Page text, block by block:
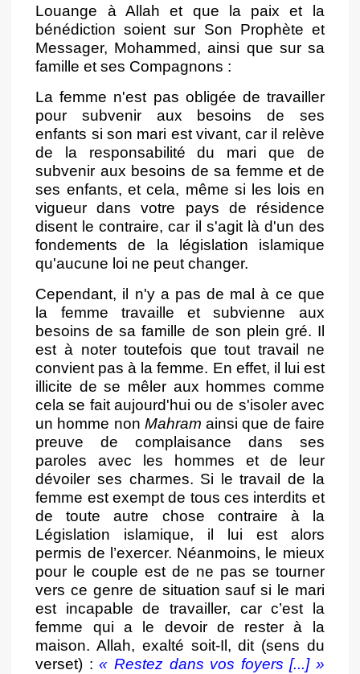
Louange à Allah et que la paix et la
bénédiction soient sur Son Prophète et
Messager, Mohammed, ainsi que sur sa
famille et ses Compagnons :
La femme n'est pas obligée de travailler
pour subvenir aux besoins de ses
enfants si son mari est vivant, car il relève
de la responsabilité du mari que de
subvenir aux besoins de sa femme et de
ses enfants, et cela, même si les lois en
vigueur dans votre pays de résidence
disent le contraire, car il s'agit là d'un des
fondements de la législation islamique
qu'aucune loi ne peut changer.
Cependant, il n'y a pas de mal à ce que
la femme travaille et subvienne aux
besoins de sa famille de son plein gré. Il
est à noter toutefois que tout travail ne
convient pas à la femme. En effet, il lui est
illicite de se mêler aux hommes comme
cela se fait aujourd'hui ou de s'isoler avec
un homme non Mahram ainsi que de faire
preuve de complaisance dans ses
paroles avec les hommes et de leur
dévoiler ses charmes. Si le travail de la
femme est exempt de tous ces interdits et
de toute autre chose contraire à la
Législation islamique, il lui est alors
permis de l’exercer. Néanmoins, le mieux
pour le couple est de ne pas se tourner
vers ce genre de situation sauf si le mari
est incapable de travailler, car c’est la
femme qui a le devoir de rester à la
maison. Allah, exalté soit-Il, dit (sens du
verset) :« Restez dans vos foyers [...] »